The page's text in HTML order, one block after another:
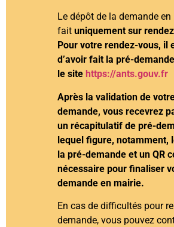
Le dépôt de la demande en
fait uniquement sur
Pour votre rendez-vous, il
d’avoir fait la pré-
le site https://ants.gouv.fr
Après la validation de
demande, vous recevrez
un récapitulatif de pré-
lequel figure, notamment,
la pré-demande et un QR
nécessaire pour finaliser
demande en mairie.
En cas de difficultés pour
demande, vous pouvez